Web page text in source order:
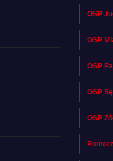
OSP
OSP
OSP
OSP
OSP